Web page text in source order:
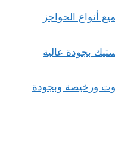
أنواع الحواجز
بجودة عالية
ورخيصة وبجودة